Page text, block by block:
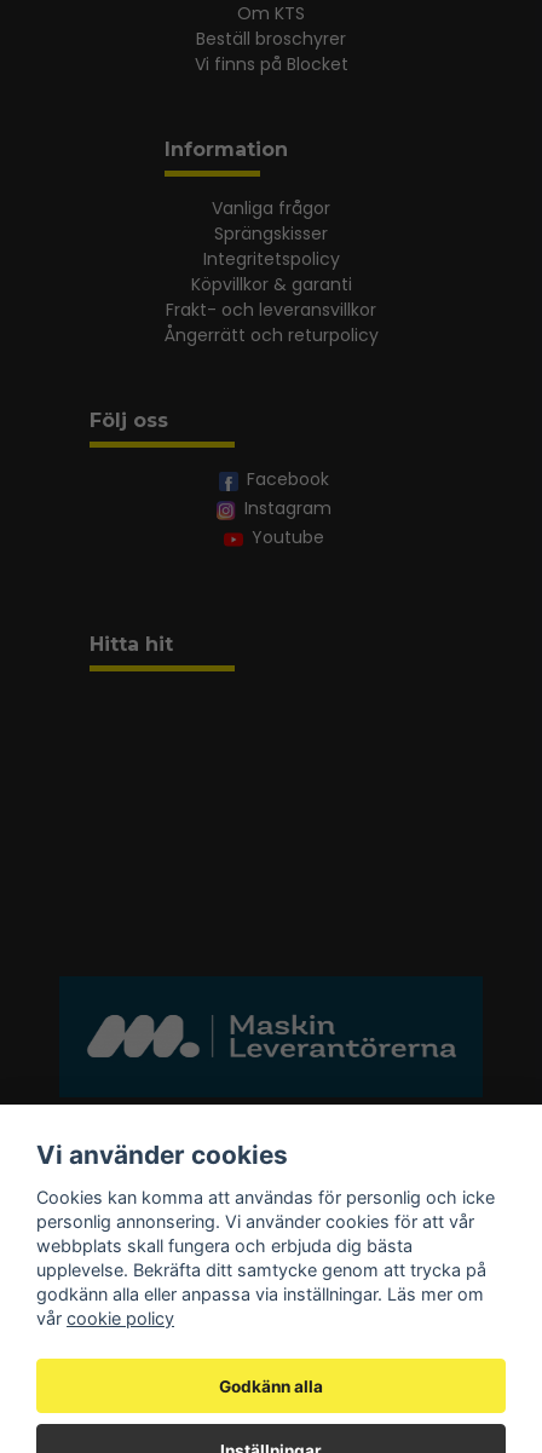
Om KTS
Beställ broschyrer
Vi finns på Blocket
Information
Vanliga frågor
Sprängskisser
Integritetspolicy
Köpvillkor & garanti
Frakt- och leveransvillkor
Ångerrätt och returpolicy
Följ oss
Facebook
Instagram
Youtube
Hitta hit
Bli medlem i vårt nyhetsbrev
email
Mejladress Skicka
Bli medlem i vårt nyhetsbrev och ta del
av våra nyheter och erbjudande.
Vi använder cookies
Cookies kan komma att användas för personlig och icke
personlig annonsering. Vi använder cookies för att vår
webbplats skall fungera och erbjuda dig bästa
upplevelse. Bekräfta ditt samtycke genom att trycka på
godkänn alla eller anpassa via inställningar. Läs mer om
vår cookie policy
Godkänn alla